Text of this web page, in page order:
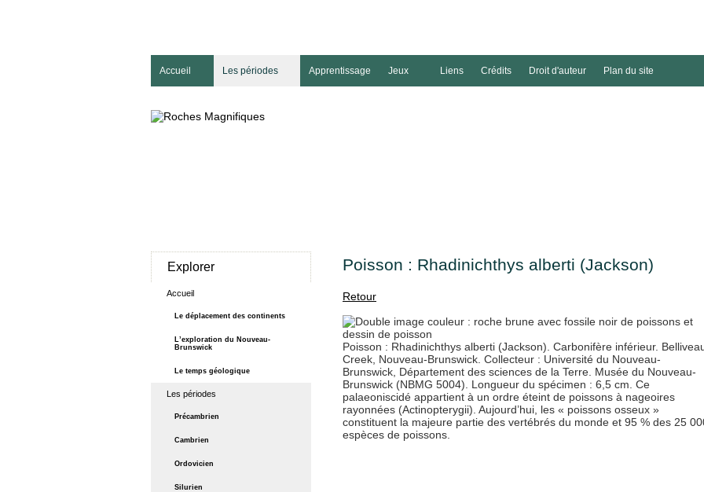
Accueil Les périodes Apprentissage Jeux Liens Crédits Droit d'auteur Plan du site
Explorer
Accueil
Le déplacement des continents
L’exploration du Nouveau-
Brunswick
Le temps géologique
Les périodes
Précambrien
Cambrien
Ordovicien
Silurien
Poisson : Rhadinichthys alberti (Jackson)
Retour
Poisson : Rhadinichthys alberti (Jackson). Carbonifère inférieur.
Creek, Nouveau-Brunswick. Collecteur : Université du Nouveau-
Brunswick, Département des sciences de la Terre. Musée du Nouveau-
Brunswick (NBMG 5004). Longueur du spécimen : 6,5 cm. Ce
palaeoniscidé appartient à un ordre éteint de poissons à nageoires
rayonnées (Actinopterygii). Aujourd’hui, les « poissons osseux »
constituent la majeure partie des vertébrés du monde et 95 % des 25
espèces de poissons.